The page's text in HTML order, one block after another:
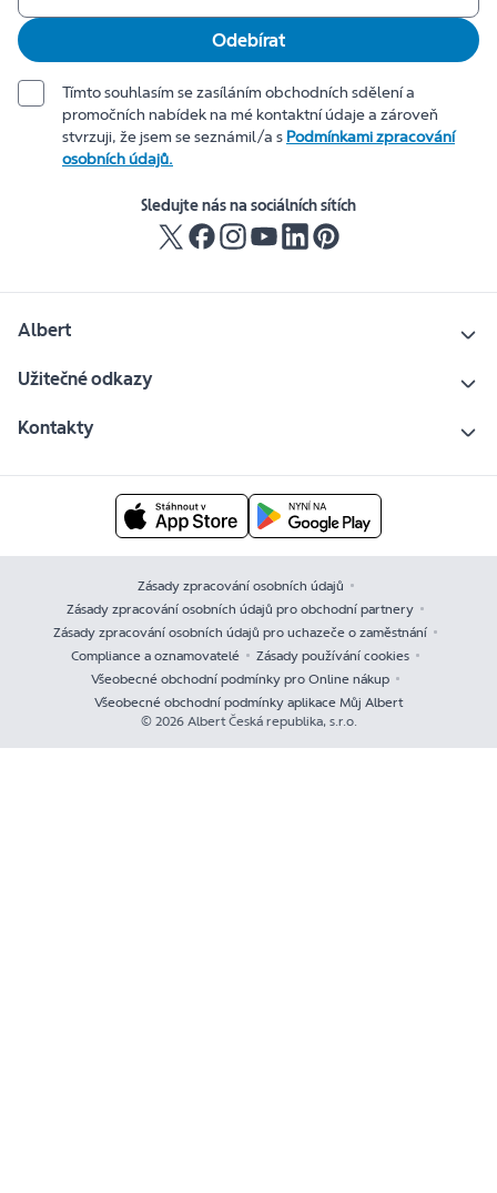
Odebírat
Tímto souhlasím se zasíláním obchodních sdělení a
promočních nabídek na mé kontaktní údaje a zároveň
stvrzuji, že jsem se seznámil/a s Podmínkami zpracování
osobních údajů.
Sledujte nás na sociálních sítích
Albert
Užitečné odkazy
Kontakty
Zásady zpracování osobních údajů
Zásady zpracování osobních údajů pro obchodní partnery
Zásady zpracování osobních údajů pro uchazeče o zaměstnání
Compliance a oznamovatelé
Zásady používání cookies
Všeobecné obchodní podmínky pro Online nákup
Všeobecné obchodní podmínky aplikace Můj Albert
© 2026 Albert Česká republika, s.r.o.